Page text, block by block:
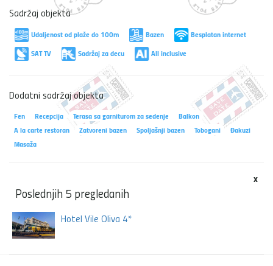
Sadržaj objekta
Udaljenost od plaže do 100m Bazen
Besplatan internet
SAT TV
Sadržaj za decu All inclusive
Dodatni sadržaj objekta
Fen Recepcija Terasa sa garniturom za sedenje
Balkon
A la carte restoran
Zatvoreni bazen Spoljašnji bazen Tobogani
Đakuzi
Masaža
x
Poslednjih 5 pregledanih
Hotel Vile Oliva 4*